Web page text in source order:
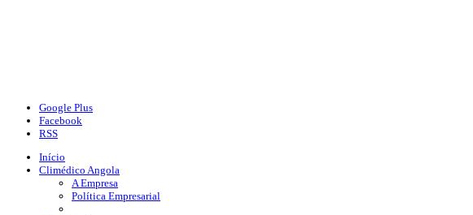
Google Plus
Facebook
RSS
Início
Climédico Angola
A Empresa
Política Empresarial